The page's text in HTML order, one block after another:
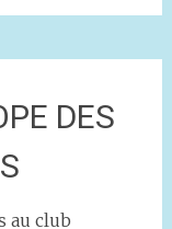
DES
au club